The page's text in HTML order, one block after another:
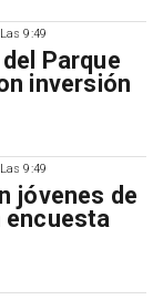
9:49
Parque
inversión
9:49
jóvenes de
encuesta